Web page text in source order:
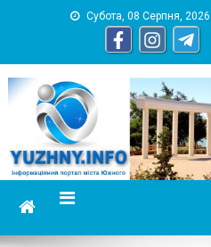
Субота, 08 Серпня, 2026
информационный портал